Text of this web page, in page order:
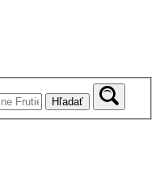
Hľadať